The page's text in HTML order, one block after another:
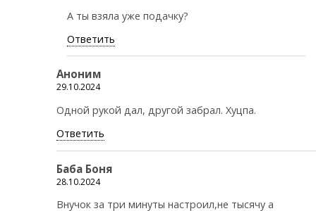
А ты взяла уже подачку?
Ответить
Аноним
29.10.2024
Одной рукой дал, другой забрал. Хуцпа.
Ответить
Баба Боня
28.10.2024
Внучок за три минуты настроил,не тысячу а